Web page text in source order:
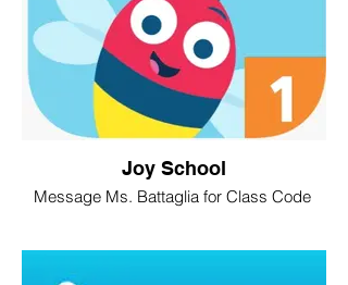
Joy School
Message Ms. Battaglia for Class Code